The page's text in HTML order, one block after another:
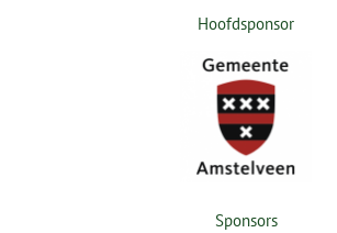
Hoofdsponsor
Sponsors